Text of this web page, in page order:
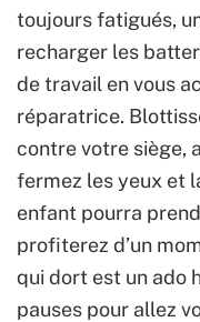
toujours fatigués,
recharger les
de travail en vous
réparatrice.
contre votre siège,
fermez les yeux et
enfant pourra
profiterez d’un
qui dort est un ado
pauses pour allez